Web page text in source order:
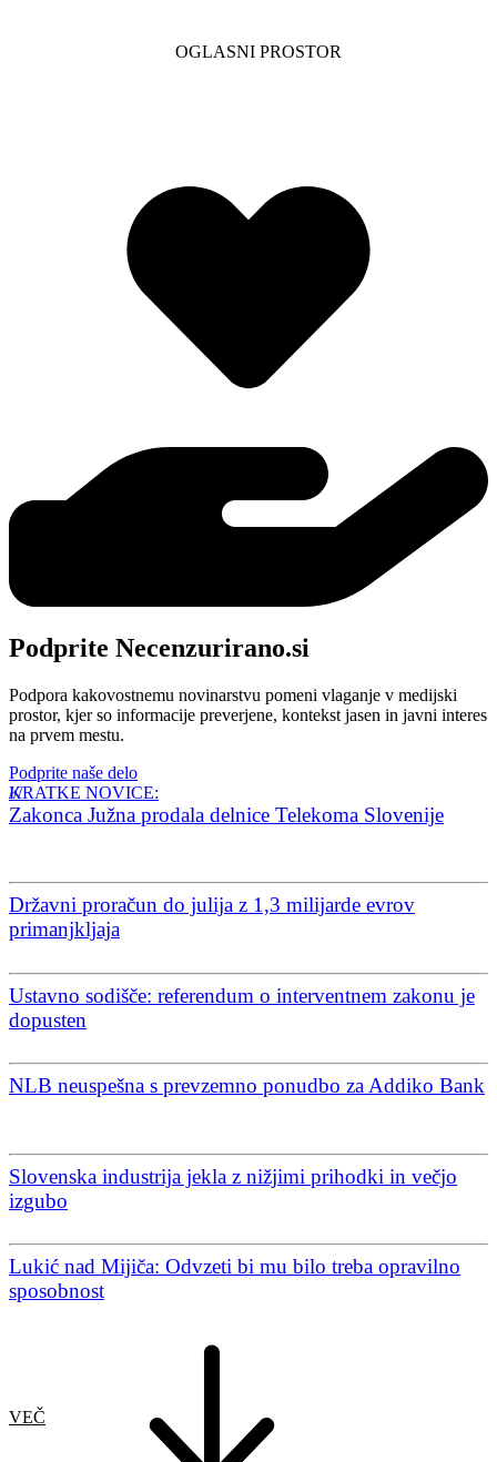
Podprite Necenzurirano.si
Podpora kakovostnemu novinarstvu pomeni vlaganje v medijski
prostor, kjer so informacije preverjene, kontekst jasen in javni interes
na prvem mestu.
Podprite naše delo
KRATKE NOVICE:
Zakonca Južna prodala delnice Telekoma Slovenije
Državni proračun do julija z 1,3 milijarde evrov
primanjkljaja
Ustavno sodišče: referendum o interventnem zakonu je
dopusten
NLB neuspešna s prevzemno ponudbo za Addiko Bank
Slovenska industrija jekla z nižjimi prihodki in večjo
izgubo
Lukić nad Mijiča: Odvzeti bi mu bilo treba opravilno
sposobnost
VEČ